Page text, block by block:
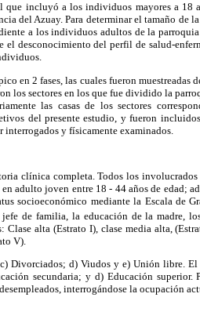
incluyó a los individuos mayores a 18
del Azuay. Para determinar el tamaño de
a los individuos adultos de la
desconocimiento del perfil de salud-
en 2 fases, las cuales fueron muestreadas
los sectores en los que fue dividido la
las casas de los sectores
del presente estudio, y fueron
y físicamente examinados.
clínica completa. Todos los
adulto joven entre 18 - 44 años de edad;
socioeconómico mediante la Escala de
de familia, la educación de la madre,
alta (Estrato I), clase media alta,
V).
Divorciados; d) Viudos y e) Unión libre. El
secundaria; y d) Educación superior.
interrogándose la ocupación